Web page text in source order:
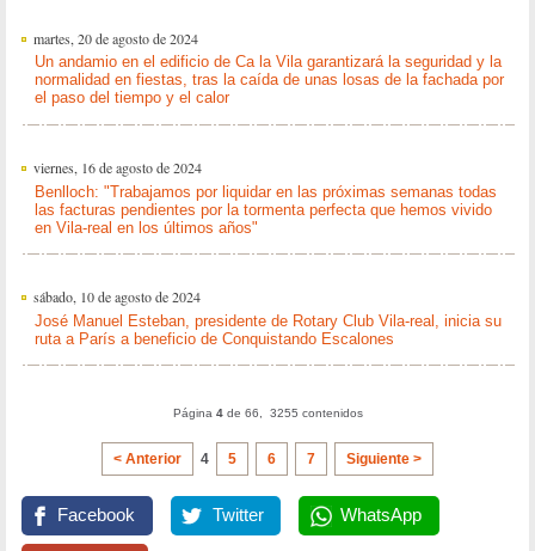
martes, 20 de agosto de 2024
Un andamio en el edificio de Ca la Vila garantizará la seguridad y la
normalidad en fiestas, tras la caída de unas losas de la fachada por
el paso del tiempo y el calor
viernes, 16 de agosto de 2024
Benlloch: "Trabajamos por liquidar en las próximas semanas todas
las facturas pendientes por la tormenta perfecta que hemos vivido
en Vila-real en los últimos años"
sábado, 10 de agosto de 2024
José Manuel Esteban, presidente de Rotary Club Vila-real, inicia su
ruta a París a beneficio de Conquistando Escalones
Página 4de 66, 3255 contenidos
< Anterior 4 5 6 7 Siguiente >
Facebook Twitter WhatsApp